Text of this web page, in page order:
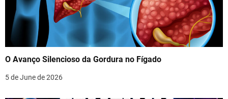
O Avanço Silencioso da Gordura no Fígado
5 de June de 2026